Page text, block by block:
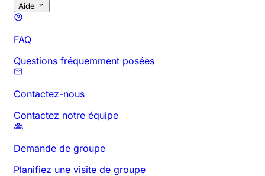
Aide
FAQ
Questions fréquemment posées
Contactez-nous
Contactez notre équipe
Demande de groupe
Planifiez une visite de groupe